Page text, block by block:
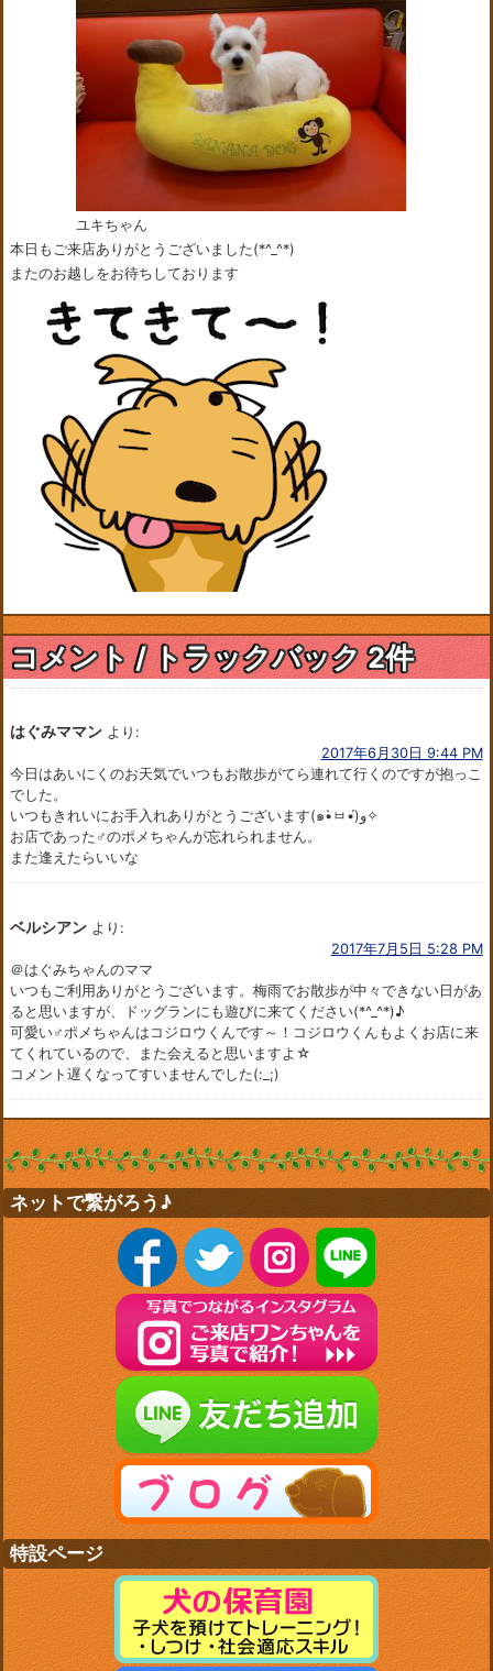
ユキちゃん
本日もご来店ありがとうございました(*^_^*)
またのお越しをお待ちしております
コメント / トラックバック 2件
はぐみママン より:
2017年6月30日 9:44 PM
今日はあいにくのお天気でいつもお散歩がてら連れて行くのですが抱っこ
でした。
いつもきれいにお手入れありがとうございます(๑•̀ㅂ•́)و✧
お店であった♂のポメちゃんが忘れられません。
また逢えたらいいな
ベルシアン より:
2017年7月5日 5:28 PM
＠はぐみちゃんのママ
いつもご利用ありがとうございます。梅雨でお散歩が中々できない日があ
ると思いますが、ドッグランにも遊びに来てください(*^_^*)♪
可愛い♂ポメちゃんはコジロウくんです～！コジロウくんもよくお店に来
てくれているので、また会えると思いますよ☆
コメント遅くなってすいませんでした(:_;)
ネットで繋がろう♪
特設ページ